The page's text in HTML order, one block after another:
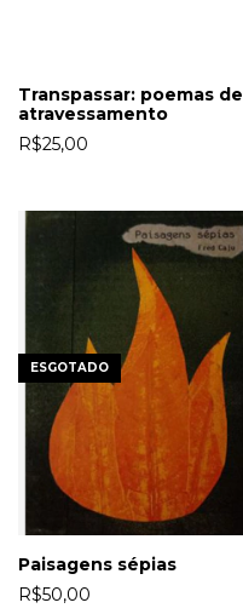
Transpassar: poemas de
atravessamento
R$25,00
ESGOTADO
Paisagens sépias
R$50,00